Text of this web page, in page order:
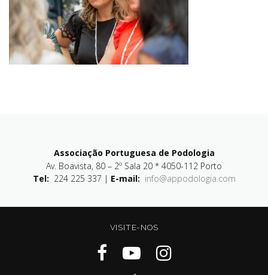
Associação Portuguesa de Podologia
Av. Boavista, 80 – 2º Sala 20 * 4050-112 Porto
Tel: 224 225 337 | E-mail: info@appodologia.com
VISITE-NOS